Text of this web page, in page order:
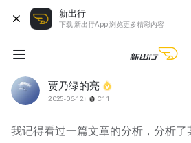
新出行
下载 新出行App 浏览更多精彩内容
贾乃绿的亮
2025-06-12 C11
我记得看过一篇文章的分析，分析